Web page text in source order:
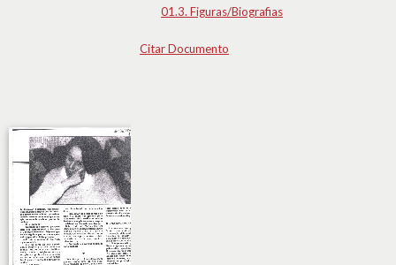
01.3. Figuras/Biografias
Citar Documento